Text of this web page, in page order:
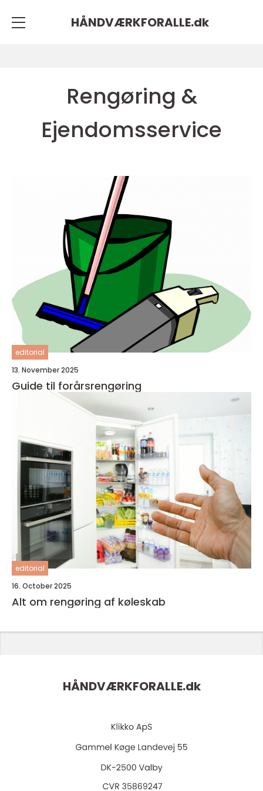
HÅNDVÆRKFORALLE.dk
Rengøring &
Ejendomsservice
editorial
13. November 2025
Guide til forårsrengøring
editorial
16. October 2025
Alt om rengøring af køleskab
HÅNDVÆRKFORALLE.dk